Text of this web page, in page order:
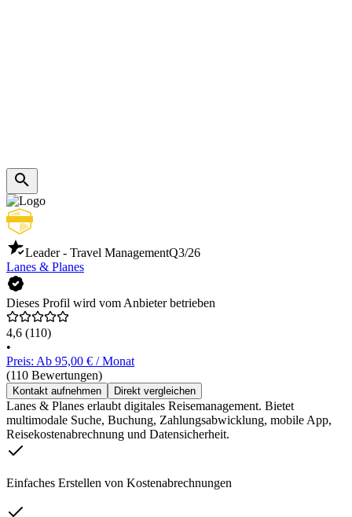
Leader - Travel ManagementQ3/26
Lanes & Planes
Dieses Profil wird vom Anbieter betrieben
4,6 (110)
•
Preis: Ab 95,00 € / Monat
(110 Bewertungen)
Kontakt aufnehmen Direkt vergleichen
Lanes & Planes erlaubt digitales Reisemanagement. Bietet
multimodale Suche, Buchung, Zahlungsabwicklung, mobile App,
Reisekostenabrechnung und Datensicherheit.
Einfaches Erstellen von Kostenabrechnungen